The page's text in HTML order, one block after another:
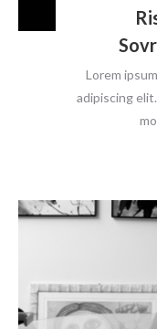
Lorem
adipiscing